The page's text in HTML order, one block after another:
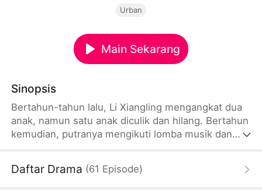
Urban
Main Sekarang
Sinopsis
Bertahun-tahun lalu, Li Xiangling mengangkat dua
anak, namun satu anak diculik dan hilang. Bertahun
kemudian, putranya mengikuti lomba musik dan
masa lalu. Ketiga orang itu dipertemukan kembali,
Daftar Drama (61 Episode)